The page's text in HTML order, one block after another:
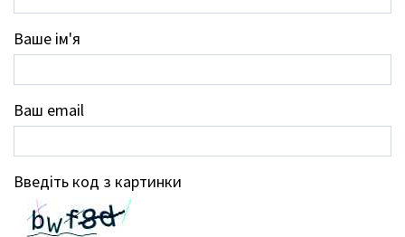
Ваше ім'я
Ваш email
Введіть код з картинки